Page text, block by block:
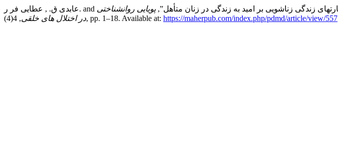
پویایی روانشناختی
در اختلال های خلقی, 4(4), pp. 1–18. Available at: https://maherpub.com/index.php/pdmd/article/view/557